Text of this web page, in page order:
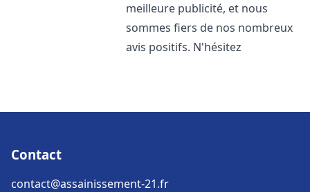
meilleure publicité, et nous
sommes fiers de nos nombreux
avis positifs. N'hésitez
Contact
contact@assainissement-21.fr